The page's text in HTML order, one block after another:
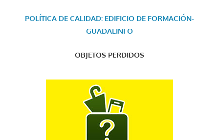
POLÍTICA DE CALIDAD: EDIFICIO DE FORMACIÓN-
GUADALINFO
OBJETOS PERDIDOS